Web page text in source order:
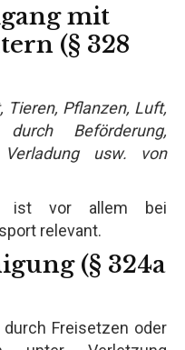
mit
(§ 328
Tieren, Pflanzen, Luft,
Beförderung,
Verladung usw. von
ist vor allem bei
relevant.
(§ 324a
Freisetzen oder